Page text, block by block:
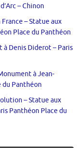
– Chinon
– Statue aux
Place du Panthéon
Denis Diderot – Paris
à Jean-
du Panthéon
– Statue aux
Panthéon Place du